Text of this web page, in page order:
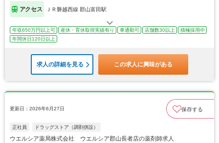
アクセス ＪＲ磐越西線 郡山富田駅
年収650万円以上可 産休・育休取得実績有り 車通勤可 店舗数30以上
積極採用中
年間休日120日以上
求人の詳細を見る この求人に興味がある
更新日：2026年6月27日 保存する
正社員 ドラッグストア（調剤併設）
ウエルシア薬局株式会社 ウエルシア郡山長者店の薬剤師求人